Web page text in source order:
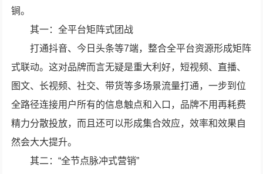
锏。
其一：全平台矩阵式团战
打通抖音、今日头条等7端，整合全平台资源形成矩阵
式联动。这对品牌而言无疑是重大利好，短视频、直播、
图文、长视频、社交、带货等多场景流量打通，一步到位
全路径连接用户所有的信息触点和入口，品牌不用再耗费
精力分散投放，而且还可以形成集合效应，效率和效果自
然会大大提升。
其二：“全节点脉冲式营销”